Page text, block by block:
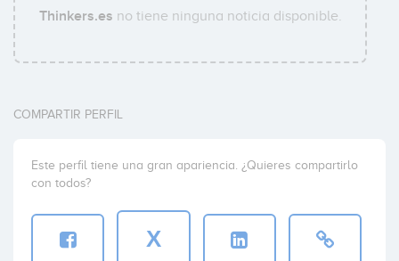
Thinkers.es no tiene ninguna noticia disponible.
COMPARTIR PERFIL
Este perfil tiene una gran apariencia. ¿Quieres compartirlo
con todos?
X